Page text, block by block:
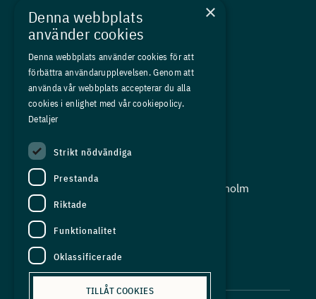
Kurser
Medlemskap
Om oss
Press
In English
Adress:
Storgatan 19, Box 5501, 114 85 Stockholm
Organisationsnummer:
556625 - 8389
E-post:
info@industriarbetsgivarna.se
×
Denna webbplats
använder cookies
Denna webbplats använder cookies för att
förbättra användarupplevelsen. Genom att
använda vår webbplats accepterar du alla
cookies i enlighet med vår cookiepolicy.
Detaljer
Strikt nödvändiga
Prestanda
Riktade
Funktionalitet
Oklassificerade
TILLÅT COOKIES